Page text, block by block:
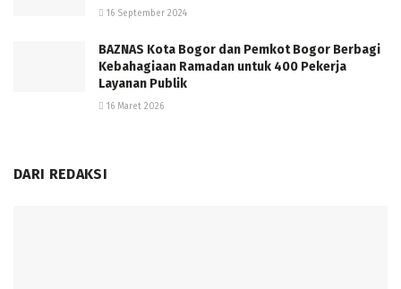
16 September 2024
BAZNAS Kota Bogor dan Pemkot Bogor Berbagi
Kebahagiaan Ramadan untuk 400 Pekerja
Layanan Publik
16 Maret 2026
DARI REDAKSI